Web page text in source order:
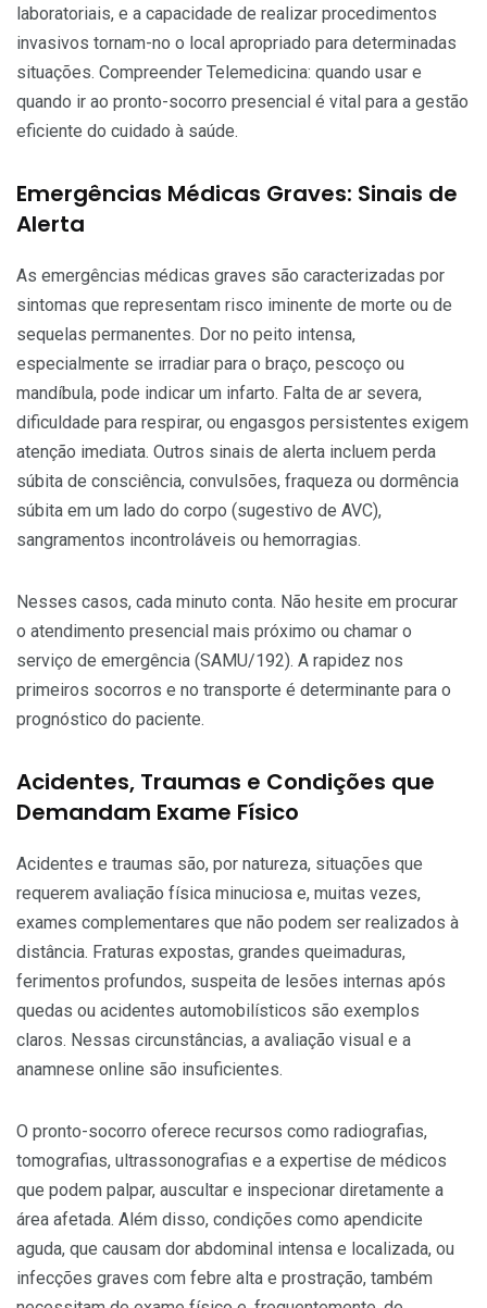
laboratoriais, e a capacidade de realizar procedimentos
invasivos tornam-no o local apropriado para determinadas
situações. Compreender Telemedicina: quando usar e
quando ir ao pronto-socorro presencial é vital para a gestão
eficiente do cuidado à saúde.
Emergências Médicas Graves: Sinais de
Alerta
As emergências médicas graves são caracterizadas por
sintomas que representam risco iminente de morte ou de
sequelas permanentes. Dor no peito intensa,
especialmente se irradiar para o braço, pescoço ou
mandíbula, pode indicar um infarto. Falta de ar severa,
dificuldade para respirar, ou engasgos persistentes exigem
atenção imediata. Outros sinais de alerta incluem perda
súbita de consciência, convulsões, fraqueza ou dormência
súbita em um lado do corpo (sugestivo de AVC),
sangramentos incontroláveis ou hemorragias.
Nesses casos, cada minuto conta. Não hesite em procurar
o atendimento presencial mais próximo ou chamar o
serviço de emergência (SAMU/192). A rapidez nos
primeiros socorros e no transporte é determinante para o
prognóstico do paciente.
Acidentes, Traumas e Condições que
Demandam Exame Físico
Acidentes e traumas são, por natureza, situações que
requerem avaliação física minuciosa e, muitas vezes,
exames complementares que não podem ser realizados à
distância. Fraturas expostas, grandes queimaduras,
ferimentos profundos, suspeita de lesões internas após
quedas ou acidentes automobilísticos são exemplos
claros. Nessas circunstâncias, a avaliação visual e a
anamnese online são insuficientes.
O pronto-socorro oferece recursos como radiografias,
tomografias, ultrassonografias e a expertise de médicos
que podem palpar, auscultar e inspecionar diretamente a
área afetada. Além disso, condições como apendicite
aguda, que causam dor abdominal intensa e localizada, ou
infecções graves com febre alta e prostração, também